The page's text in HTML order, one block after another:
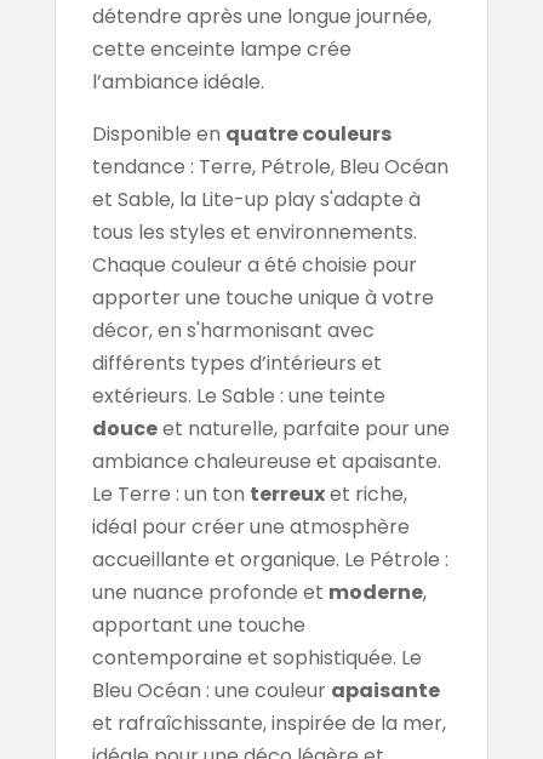
détendre après une longue journée,
cette enceinte lampe crée
l’ambiance idéale.
Disponible en quatre couleurs
tendance : Terre, Pétrole, Bleu Océan
et Sable, la Lite-up play s'adapte à
tous les styles et environnements.
Chaque couleur a été choisie pour
apporter une touche unique à votre
décor, en s'harmonisant avec
différents types d’intérieurs et
extérieurs. Le Sable : une teinte
douceet naturelle, parfaite pour une
ambiance chaleureuse et apaisante.
Le Terre : un ton terreuxet riche,
idéal pour créer une atmosphère
accueillante et organique. Le Pétrole :
une nuance profonde et moderne,
apportant une touche
contemporaine et sophistiquée. Le
Bleu Océan : une couleur apaisante
et rafraîchissante, inspirée de la mer,